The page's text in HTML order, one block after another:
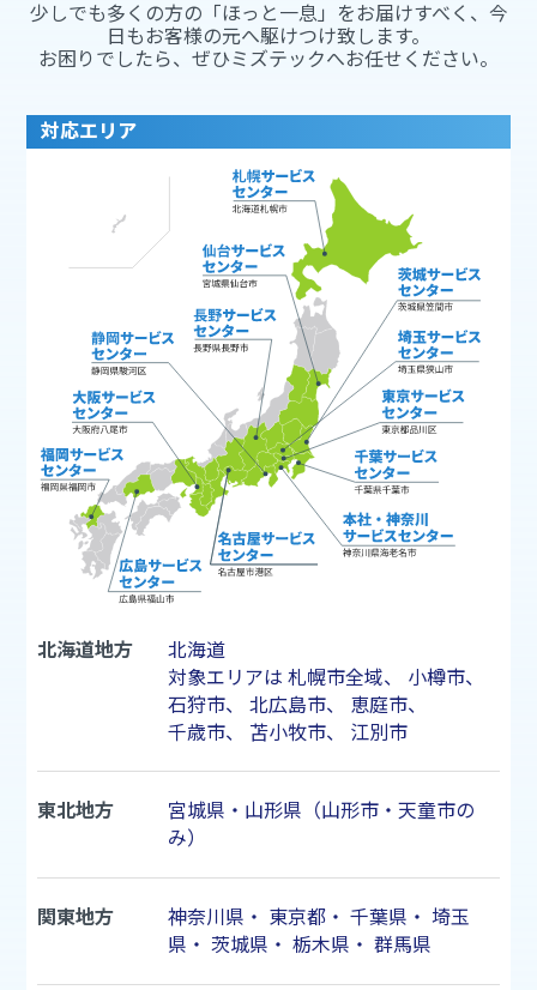
少しでも多くの方の「ほっと一息」をお届けすべく、今
日もお客様の元へ駆けつけ致します。
お困りでしたら、ぜひミズテックへお任せください。
対応エリア
北海道地方
北海道
対象エリアは 札幌市全域、 小樽市、
石狩市、 北広島市、 恵庭市、
千歳市、 苫小牧市、 江別市
東北地方
宮城県・山形県（山形市・天童市の
み）
関東地方 神奈川県 ・ 東京都・ 千葉県 ・ 埼玉
県 ・ 茨城県 ・ 栃木県 ・ 群馬県